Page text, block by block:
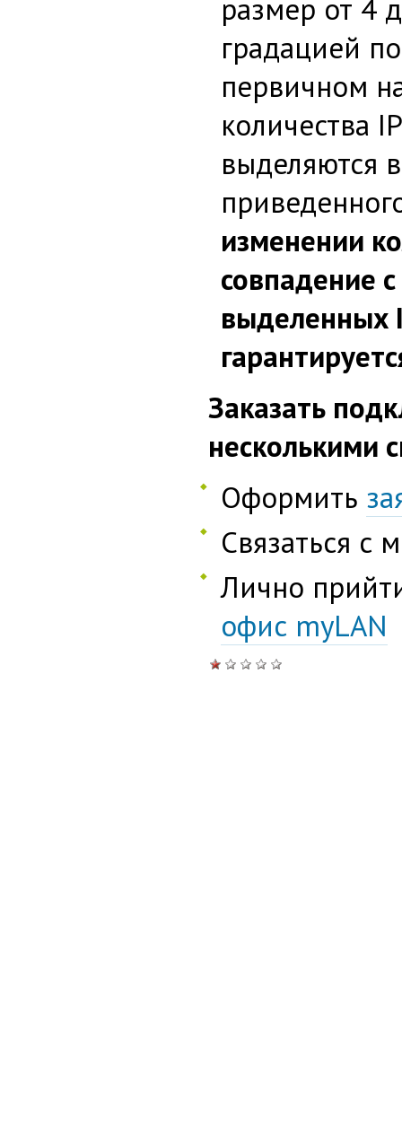
размер от 4
градацией
первичном
количества
выделяются
изменении
совпадение
выделенных
Заказать
несколькими
Оформить
Связаться
Лично
офис myLAN